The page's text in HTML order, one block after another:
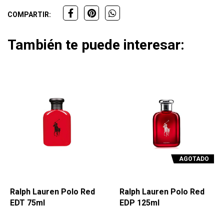
COMPARTIR:
También te puede interesar:
Ralph Lauren Polo Red
EDT 75ml
AGOTADO
Ralph Lauren Polo Red
EDP 125ml